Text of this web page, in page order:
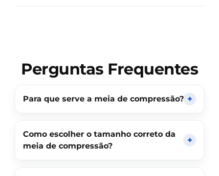
Perguntas Frequentes
Para que serve a meia de compressão?
Como escolher o tamanho correto da
meia de compressão?